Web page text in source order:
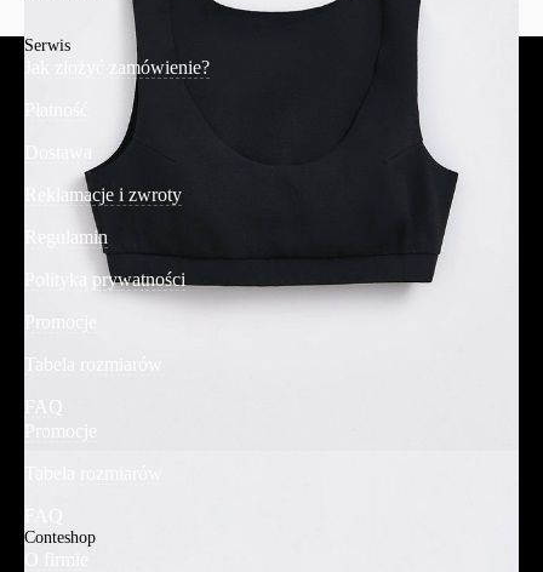
Serwis
Jak złożyć zamówienie?
Reklamacje i zwroty
Regulamin
Polityka prywatności
Promocje
Tabela rozmiarów
FAQ
Promocje
Conteshop